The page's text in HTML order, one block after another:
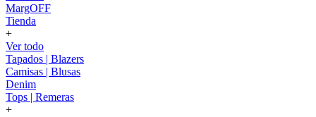
MargOFF
Tienda
+
Ver todo
Tapados | Blazers
Camisas | Blusas
Denim
Tops | Remeras
+